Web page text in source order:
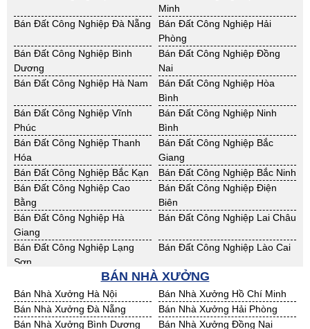
Cho Thuê Nhà Xưởng Sơn La
Cho Thuê Nhà Xưởng Thái
Bình
Cho Thuê Nhà Xưởng Thái
Nguyên
Cho Thuê Nhà Xưởng Tuyên
Quang
Cho Thuê Nhà Xưởng Yên Bái
Cho Thuê Nhà Xưởng Thừa T.
Huế
Cho Thuê Nhà Xưởng Khánh
Hoà
Cho Thuê Nhà Xưởng Lâm
Đồng
Cho Thuê Nhà Xưởng Bình
Định
Cho Thuê Nhà Xưởng Bình
Thuận
Cho Thuê Nhà Xưởng Đăk
Nông
Cho Thuê Nhà Xưởng ĐắkLắk
Cho Thuê Nhà Xưởng Gia Lai
Cho Thuê Nhà Xưởng Hà Tĩnh
Cho Thuê Nhà Xưởng Kon
Tum
Cho Thuê Nhà Xưởng Nghệ An
Cho Thuê Nhà Xưởng Ninh
Thuận
Cho Thuê Nhà Xưởng Phú Yên
Cho Thuê Nhà Xưởng Quảng
Bình
Cho Thuê Nhà Xưởng Quảng
Nam
Cho Thuê Nhà Xưởng Quảng
Ngãi
Cho Thuê Nhà Xưởng Bà Rịa -
VT
Minh
Bán Đất Công Nghiệp Đà Nẵng
Bán Đất Công Nghiệp Hải
Phòng
Bán Đất Công Nghiệp Bình
Dương
Bán Đất Công Nghiệp Đồng
Nai
Bán Đất Công Nghiệp Hà Nam
Bán Đất Công Nghiệp Hòa
Bình
Bán Đất Công Nghiệp Vĩnh
Phúc
Bán Đất Công Nghiệp Ninh
Bình
Bán Đất Công Nghiệp Thanh
Hóa
Bán Đất Công Nghiệp Bắc
Giang
Bán Đất Công Nghiệp Bắc Kạn
Bán Đất Công Nghiệp Bắc Ninh
Bán Đất Công Nghiệp Cao
Bằng
Bán Đất Công Nghiệp Điện
Biên
Bán Đất Công Nghiệp Hà
Giang
Bán Đất Công Nghiệp Lai Châu
Bán Đất Công Nghiệp Lạng
Sơn
Bán Đất Công Nghiệp Lào Cai
Bán Đất Công Nghiệp Nam
Định
Bán Đất Công Nghiệp Phú Thọ
Bán Đất Công Nghiệp Sơn La
Bán Đất Công Nghiệp Thái
Bình
BÁN NHÀ XƯỞNG
Bán Nhà Xưởng Hà Nội
Bán Nhà Xưởng Hồ Chí Minh
Bán Nhà Xưởng Đà Nẵng
Bán Nhà Xưởng Hải Phòng
Bán Nhà Xưởng Bình Dương
Bán Nhà Xưởng Đồng Nai